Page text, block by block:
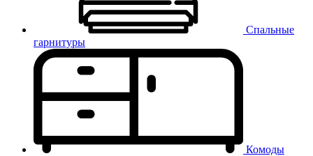
Спальные
гарнитуры
Комоды